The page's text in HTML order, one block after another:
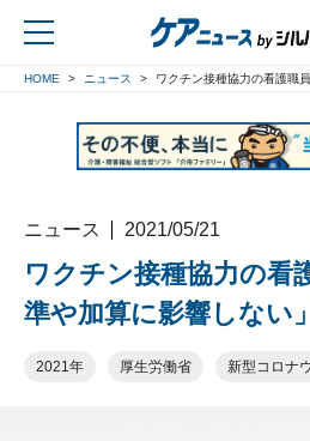
HOME ニュース ワクチン接種協力の看護職員 「
ニュース 2021/05/21
ワクチン接種協力の
準や加算に影響しない
2021年 厚生労働省 新型コロナ